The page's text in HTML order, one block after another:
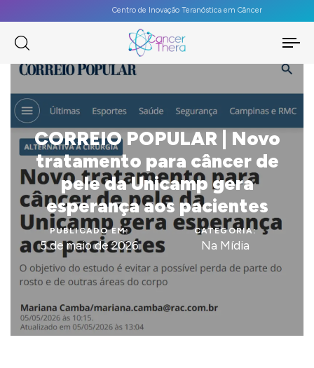
Centro de Inovação Teranóstica em Câncer
CORREIO POPULAR | Novo
tratamento para câncer de
pele da Unicamp gera
esperança aos pacientes
PUBLICADO EM:
5 de maio de 2026
CATEGORIA:
Na Mídia